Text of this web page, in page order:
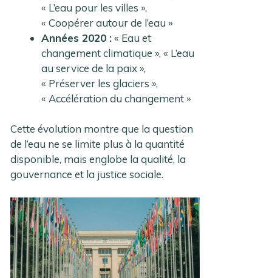
« L’eau pour les villes »,
« Coopérer autour de l’eau »
Années 2020 :« Eau et
changement climatique », « L’eau
au service de la paix »,
« Préserver les glaciers »,
« Accélération du changement »
Cette évolution montre que la question
de l’eau ne se limite plus à la quantité
disponible, mais englobe la qualité, la
gouvernance et la justice sociale.